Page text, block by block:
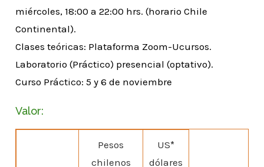
miércoles, 18:00 a 22:00 hrs. (horario Chile
Continental).
Clases teóricas: Plataforma Zoom-Ucursos.
Laboratorio (Práctico) presencial (optativo).
Curso Práctico: 5 y 6 de noviembre
Valor:
Pesos
chilenos
US*
dólares